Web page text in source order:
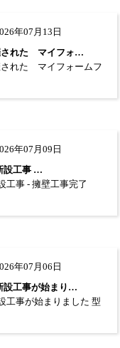
年07月13日
された マイフォ…
された マイフォームフ
年07月09日
工事 …
事 - 擁壁工事完了
年07月06日
工事が始まり…
事が始まりました 型